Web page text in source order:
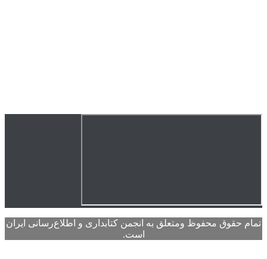
محفوظ ومتعلق به انجمن کتابداری و اطلاع‌رسانی ایران